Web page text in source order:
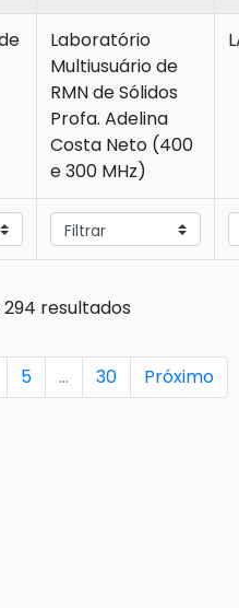
Laboratório
Multiusuário de
RMN de Sólidos
Profa. Adelina
Costa Neto (400
e 300 MHz)
294 resultados
5 … 30 Próximo